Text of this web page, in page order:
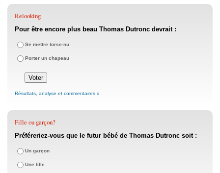
Relooking
Pour être encore plus beau Thomas Dutronc devrait :
Se mettre torse-nu
Porter un chapeau
Résultats, analyse et commentaires »
Fille ou garçon?
Préféreriez-vous que le futur bébé de Thomas Dutronc soit :
Un garçon
Une fille